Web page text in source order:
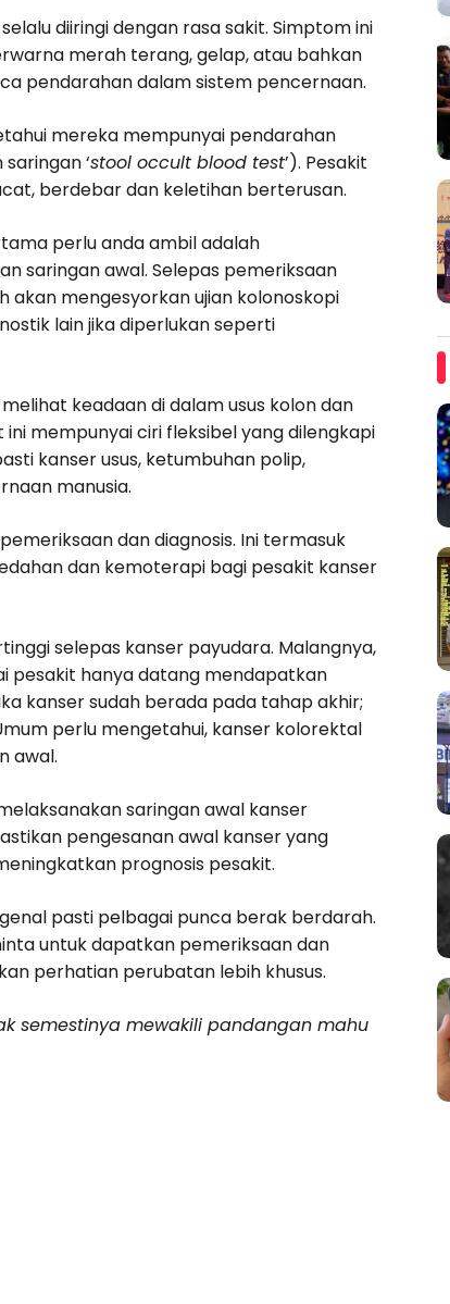
diiringi dengan rasa sakit. Simptom ini
merah terang, gelap, atau bahkan
pendarahan dalam sistem pencernaan.
mereka mempunyai pendarahan
‘stool occult blood test’). Pesakit
berdebar dan keletihan berterusan.
perlu anda ambil adalah
saringan awal. Selepas pemeriksaan
mengesyorkan ujian kolonoskopi
lain jika diperlukan seperti
keadaan di dalam usus kolon dan
ini mempunyai ciri fleksibel yang dilengkapi
kanser usus, ketumbuhan polip,
manusia.
dan diagnosis. Ini termasuk
dan kemoterapi bagi pesakit kanser
selepas kanser payudara. Malangnya,
pesakit hanya datang mendapatkan
kanser sudah berada pada tahap akhir;
perlu mengetahui, kanser kolorektal
awal.
saringan awal kanser
pengesanan awal kanser yang
prognosis pesakit.
pasti pelbagai punca berak berdarah.
untuk dapatkan pemeriksaan dan
perhatian perubatan lebih khusus.
semestinya mewakili pandangan mahu